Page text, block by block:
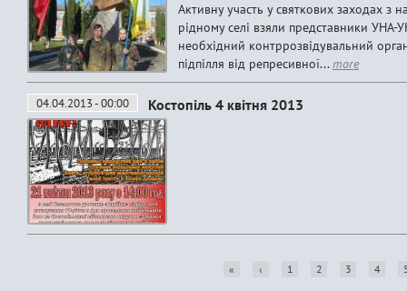
Активну участь у святкових заходах
рідному селі взяли представники
необхідний контррозвідувальний
підпілля від репресивної...more
04.04.2013 - 00:00 Костопіль 4 квітня 2013
« ‹ 1 2 3 4